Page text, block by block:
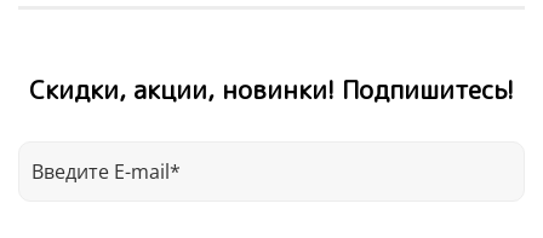
Скидки, акции, новинки! Подпишитесь!